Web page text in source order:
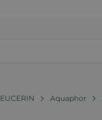
EUCERIN Aquaphor